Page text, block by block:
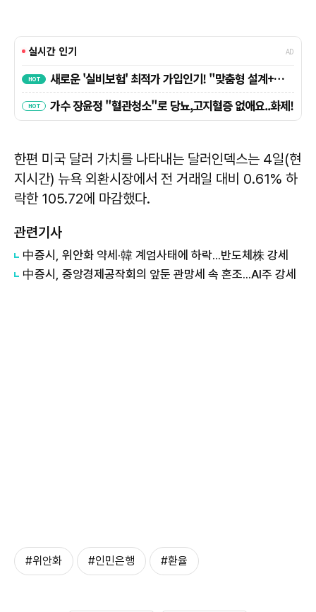
한편 미국 달러 가치를 나타내는 달러인덱스는 4일(현
지시간) 뉴욕 외환시장에서 전 거래일 대비 0.61% 하
락한 105.72에 마감했다.
관련기사
中증시, 위안화 약세·韓 계엄사태에 하락...반도체株 강세
中증시, 중앙경제공작회의 앞둔 관망세 속 혼조...AI주 강세
#위안화 #인민은행 #환율